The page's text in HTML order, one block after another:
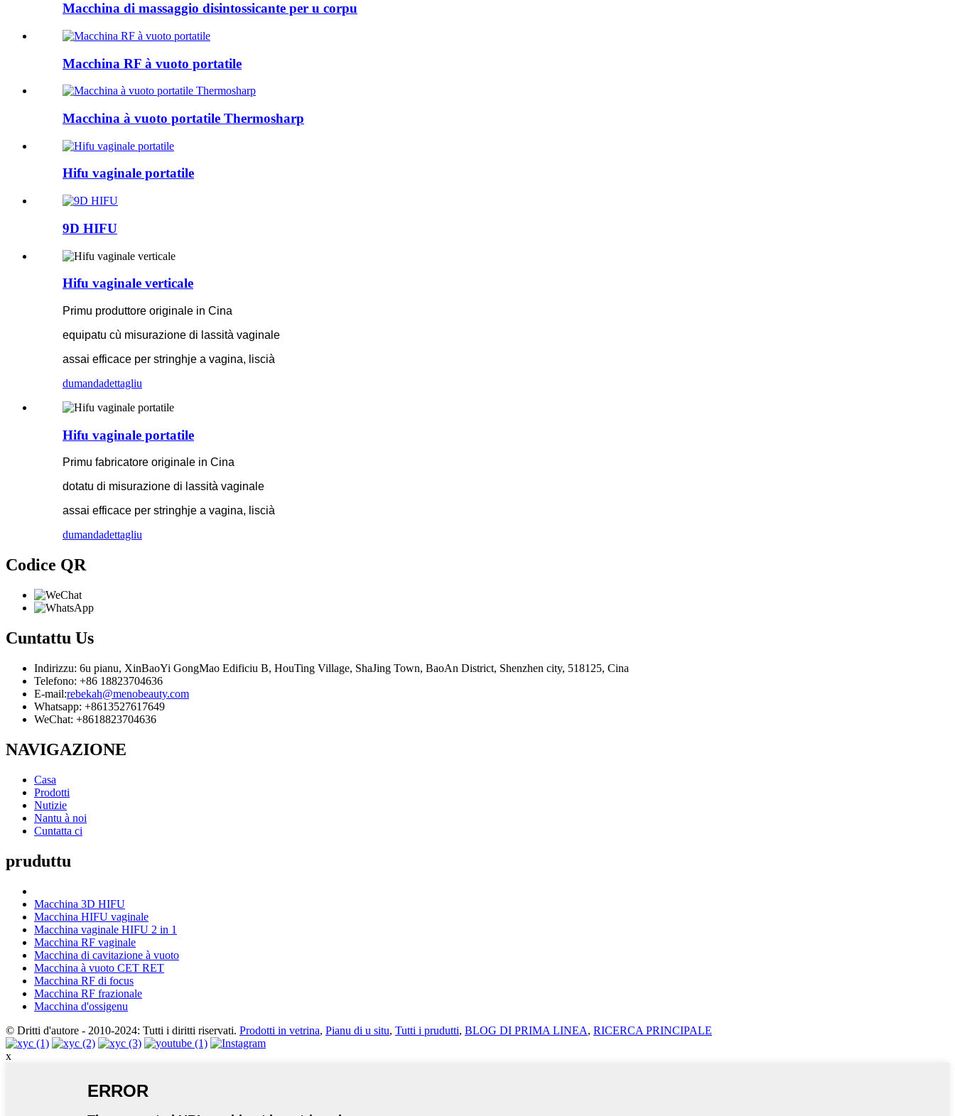
Macchina di massaggio disintossicante per u corpu
Macchina RF à vuoto portatile
Macchina à vuoto portatile Thermosharp
Hifu vaginale portatile
9D HIFU
Hifu vaginale verticale
Primu produttore originale in Cina
equipatu cù misurazione di lassità vaginale
assai efficace per stringhje a vagina, liscià
dumandadettagliu
Hifu vaginale portatile
Primu fabricatore originale in Cina
dotatu di misurazione di lassità vaginale
assai efficace per stringhje a vagina, liscià
dumandadettagliu
Codice QR
Cuntattu Us
Indirizzu: 6u pianu, XinBaoYi GongMao Edificiu B, HouTing Village, ShaJing Town, BaoAn District, Shenzhen city, 518125, Cina
Telefono: +86 18823704636
E-mail:rebekah@menobeauty.com
Whatsapp: +8613527617649
WeChat: +8618823704636
NAVIGAZIONE
Casa
Prodotti
Nutizie
Nantu à noi
Cuntatta ci
pruduttu
Macchina 3D HIFU
Macchina HIFU vaginale
Macchina vaginale HIFU 2 in 1
Macchina RF vaginale
Macchina di cavitazione à vuoto
Macchina à vuoto CET RET
Macchina RF di focus
Macchina RF frazionale
Macchina d'ossigenu
© Dritti d'autore - 2010-2024: Tutti i diritti riservati. Prodotti in vetrina, Pianu di u situ, Tutti i prudutti, BLOG DI PRIMA LINEA, RICERCA PRINCIPALE
x